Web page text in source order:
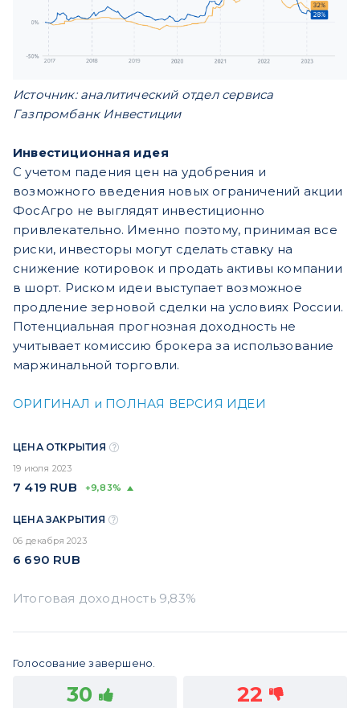
Источник: аналитический отдел сервиса
Газпромбанк Инвестиции
Инвестиционная идея
С учетом падения цен на удобрения и
возможного введения новых ограничений акции
ФосАгро не выглядят инвестиционно
привлекательно. Именно поэтому, принимая все
риски, инвесторы могут сделать ставку на
снижение котировок и продать активы компании
в шорт. Риском идеи выступает возможное
продление зерновой сделки на условиях России.
Потенциальная прогнозная доходность не
учитывает комиссию брокера за использование
маржинальной торговли.
ОРИГИНАЛ и ПОЛНАЯ ВЕРСИЯ ИДЕИ
ЦЕНА ОТКРЫТИЯ
19 июля 2023
7 419 RUB +9,83%
ЦЕНА ЗАКРЫТИЯ
06 декабря 2023
6 690 RUB
Голосование завершено.
30 22